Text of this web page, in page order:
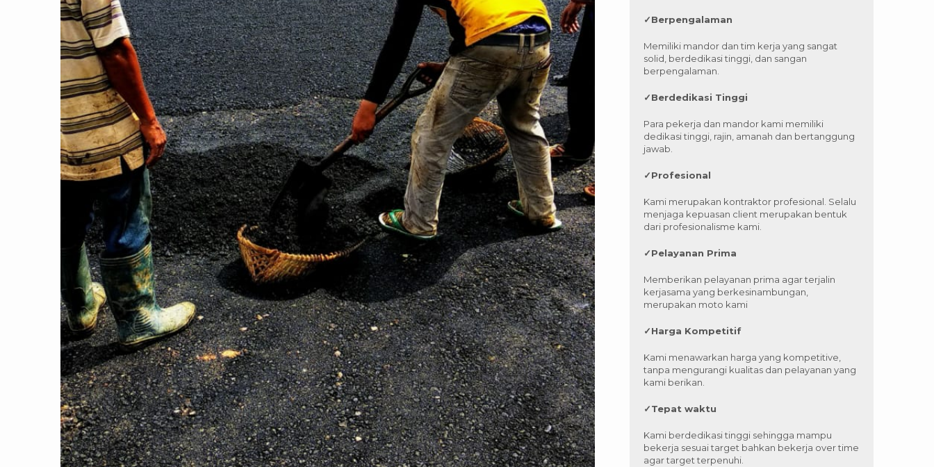
✓Berpengalaman
Memiliki mandor dan tim kerja yang sangat
solid, berdedikasi tinggi, dan sangan
berpengalaman.
✓Berdedikasi Tinggi
Para pekerja dan mandor kami memiliki
dedikasi tinggi, rajin, amanah dan bertanggung
jawab.
✓Profesional
Kami merupakan kontraktor profesional. Selalu
menjaga kepuasan client merupakan bentuk
dari profesionalisme kami.
✓Pelayanan Prima
Memberikan pelayanan prima agar terjalin
kerjasama yang berkesinambungan,
merupakan moto kami
✓Harga Kompetitif
Kami menawarkan harga yang kompetitive,
tanpa mengurangi kualitas dan pelayanan yang
kami berikan.
✓Tepat waktu
Kami berdedikasi tinggi sehingga mampu
bekerja sesuai target bahkan bekerja over time
agar target terpenuhi.